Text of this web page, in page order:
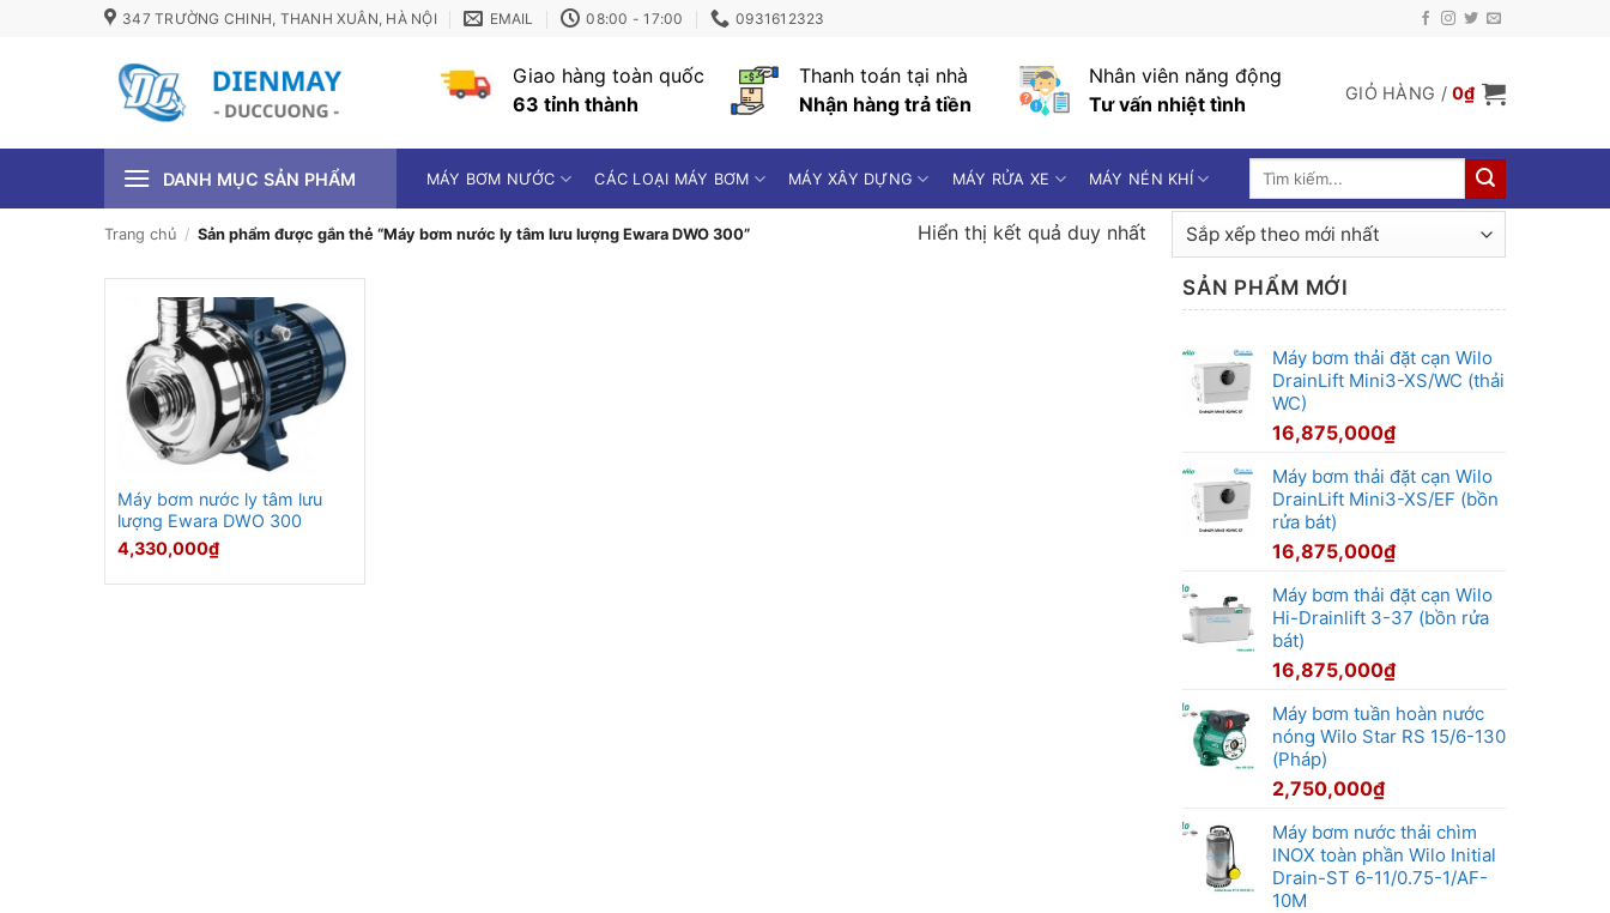
347 TRƯỜNG CHINH, THANH XUÂN, HÀ NỘI EMAIL 08:00 - 17:00 0931612323
Giao hàng toàn quốc
63 tỉnh thành
Thanh toán tại nhà
Nhận hàng trả tiền
Nhân viên năng động
Tư vấn nhiệt tình
GIỎ HÀNG /0₫
DANH MỤC SẢN PHẨM MÁY BƠM NƯỚC CÁC LOẠI MÁY BƠM MÁY XÂY DỰNG MÁY RỬA XE MÁY NÉN KHÍ
Tìm
Trang chủ / Sản phẩm được gắn thẻ “Máy bơm nước ly tâm lưu lượng Ewara DWO 300” Hiển thị kết quả duy nhất
Máy bơm nước ly tâm lưu
lượng Ewara DWO 300
4,330,000₫
SẢN PHẨM MỚI
Máy bơm thải đặt cạn Wilo
DrainLift Mini3-XS/WC (thải
WC)
16,875,000₫
Máy bơm thải đặt cạn Wilo
DrainLift Mini3-XS/EF (bồn
rửa bát)
16,875,000₫
Máy bơm thải đặt cạn Wilo
Hi-Drainlift 3-37 (bồn rửa
bát)
16,875,000₫
Máy bơm tuần hoàn nước
nóng Wilo Star RS 15/6-130
(Pháp)
2,750,000₫
Máy bơm nước thải chìm
INOX toàn phần Wilo Initial
Drain-ST 6-11/0.75-1/AF-
10M